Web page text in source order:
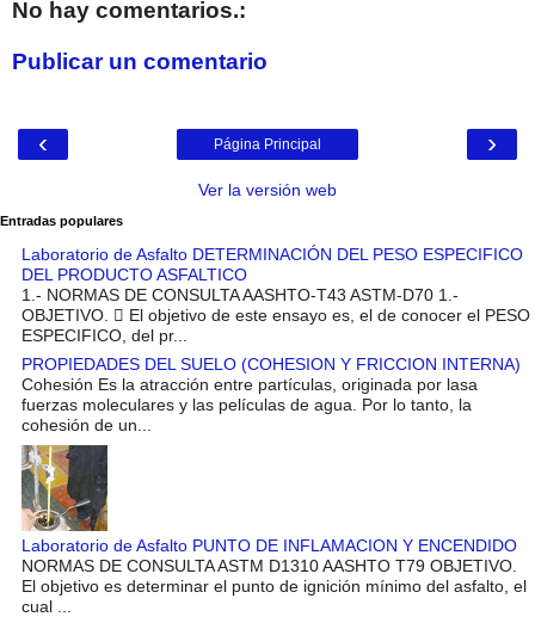
No hay comentarios.:
Publicar un comentario
‹ ›
Página Principal
Ver la versión web
Entradas populares
Laboratorio de Asfalto DETERMINACIÓN DEL PESO ESPECIFICO
DEL PRODUCTO ASFALTICO
1.- NORMAS DE CONSULTA AASHTO-T43 ASTM-D70 1.-
OBJETIVO.  El objetivo de este ensayo es, el de conocer el PESO
ESPECIFICO, del pr...
PROPIEDADES DEL SUELO (COHESION Y FRICCION INTERNA)
Cohesión Es la atracción entre partículas, originada por lasa
fuerzas moleculares y las películas de agua. Por lo tanto, la
cohesión de un...
Laboratorio de Asfalto PUNTO DE INFLAMACION Y ENCENDIDO
NORMAS DE CONSULTA ASTM D1310 AASHTO T79 OBJETIVO.
El objetivo es determinar el punto de ignición mínimo del asfalto, el
cual ...